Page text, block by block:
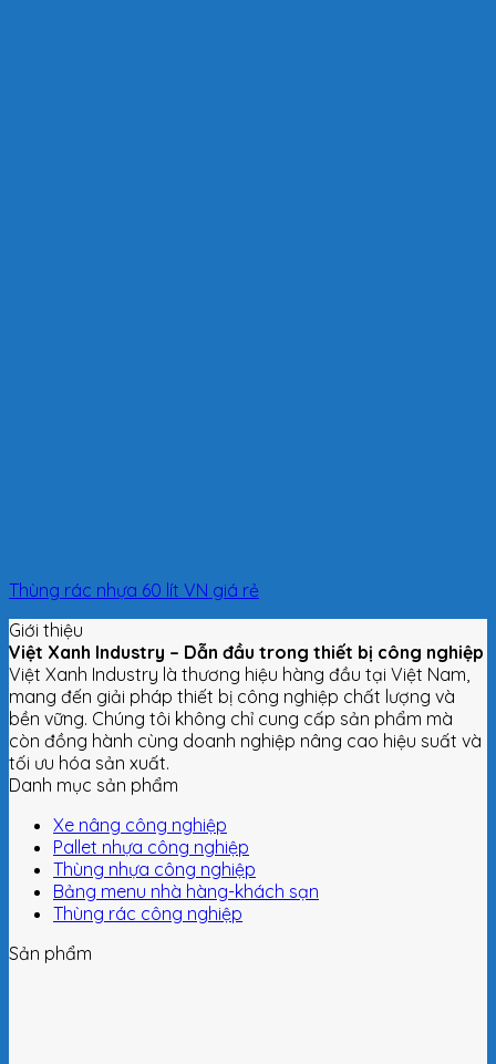
Thùng rác nhựa 60 lít VN giá rẻ
Giới thiệu
Việt Xanh Industry – Dẫn đầu trong thiết bị công nghiệp
Việt Xanh Industry là thương hiệu hàng đầu tại Việt Nam,
mang đến giải pháp thiết bị công nghiệp chất lượng và
bền vững. Chúng tôi không chỉ cung cấp sản phẩm mà
còn đồng hành cùng doanh nghiệp nâng cao hiệu suất và
tối ưu hóa sản xuất.
Danh mục sản phẩm
Xe nâng công nghiệp
Pallet nhựa công nghiệp
Thùng nhựa công nghiệp
Bảng menu nhà hàng-khách sạn
Thùng rác công nghiệp
Sản phẩm